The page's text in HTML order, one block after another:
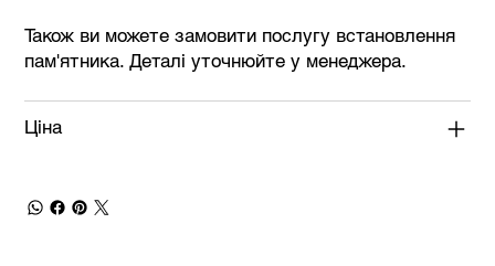
Також ви можете замовити послугу встановлення
пам'ятника. Деталі уточнюйте у менеджера.
Ціна